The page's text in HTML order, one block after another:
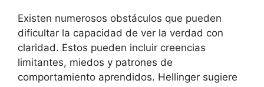
Existen numerosos obstáculos que pueden
dificultar la capacidad de ver la verdad con
claridad. Estos pueden incluir creencias
limitantes, miedos y patrones de
comportamiento aprendidos. Hellinger sugiere